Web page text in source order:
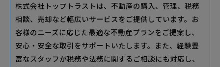
株式会社トップトラストは、不動産の購入、管理、税務
相談、売却など幅広いサービスをご提供しています。お
客様のニーズに応じた最適な不動産プランをご提案し、
安心・安全な取引をサポートいたします。また、経験豊
富なスタッフが税務や法務に関するご相談にも対応し、